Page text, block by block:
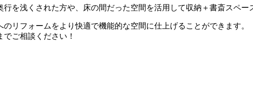
を浅くされた方や、床の間だった空間を活用して収納＋書斎スペ
リフォームをより快適で機能的な空間に仕上げることができます。
ご相談ください！